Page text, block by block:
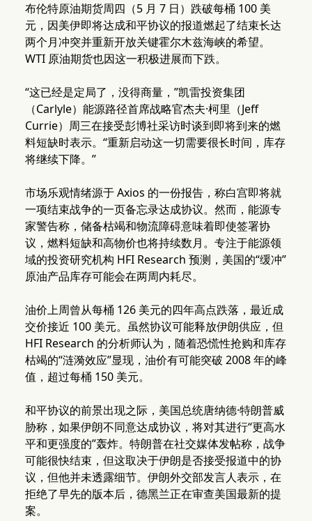
布伦特原油期货周四（5 月 7 日）跌破每桶 100 美
元，因美伊即将达成和平协议的报道燃起了结束长达
两个月冲突并重新开放关键霍尔木兹海峡的希望。
WTI 原油期货也因这一积极进展而下跌。
“这已经是定局了，没得商量，”凯雷投资集团
（Carlyle）能源路径首席战略官杰夫·柯里（Jeff
Currie）周三在接受彭博社采访时谈到即将到来的燃
料短缺时表示。“重新启动这一切需要很长时间，库存
将继续下降。”
市场乐观情绪源于 Axios 的一份报告，称白宫即将就
一项结束战争的一页备忘录达成协议。然而，能源专
家警告称，储备枯竭和物流障碍意味着即使签署协
议，燃料短缺和高物价也将持续数月。专注于能源领
域的投资研究机构 HFI Research 预测，美国的“缓冲”
原油产品库存可能会在两周内耗尽。
油价上周曾从每桶 126 美元的四年高点跌落，最近成
交价接近 100 美元。虽然协议可能释放伊朗供应，但
HFI Research 的分析师认为，随着恐慌性抢购和库存
枯竭的“涟漪效应”显现，油价有可能突破 2008 年的峰
值，超过每桶 150 美元。
和平协议的前景出现之际，美国总统唐纳德·特朗普威
胁称，如果伊朗不同意达成协议，将对其进行“更高水
平和更强度的”轰炸。特朗普在社交媒体发帖称，战争
可能很快结束，但这取决于伊朗是否接受报道中的协
议，但他并未透露细节。伊朗外交部发言人表示，在
拒绝了早先的版本后，德黑兰正在审查美国最新的提
案。